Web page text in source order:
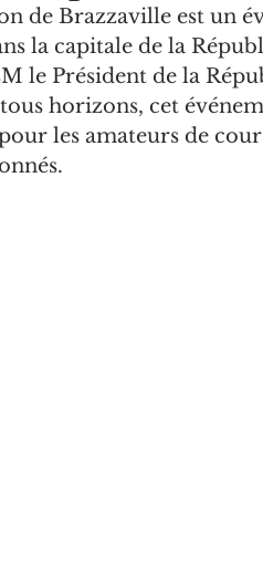
de Brazzaville est un
la capitale de la
le Président de la
horizons, cet
les amateurs de